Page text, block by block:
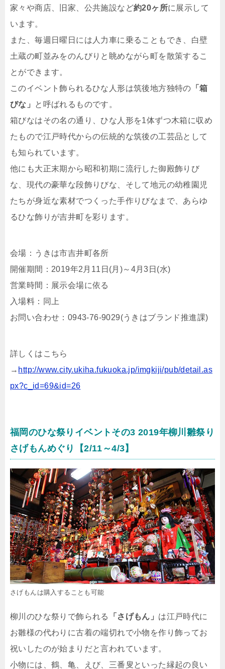
家々や商店、旧家、公共施設など約20ヶ所に展示して
います。
また、毎週日曜日には人力車に乗ることもでき、白壁
土蔵の町並みをのんびりと眺めながら町を散策するこ
とができます。
このイベント飾られるひな人形は筑後地方独特の 「箱
びな」
と呼ばれるものです。
箱びなはその名の通り、ひな人形を1体ずつ木箱に収め
たもので江戸時代からの伝統的な筑後の工芸品として
も知られています。
他にも大正末期から昭和初期に流行した御殿飾りび
な、現代の豪華な段飾りびな、そして地元の幼稚園児
たちが身近な素材でつくった手作りびなまで、あらゆ
るひな飾りが吉井町を彩ります。
会場：うきは市吉井町各所
開催期間：2019年2月11日(月)～4月3日(水)
営業時間：展示会場に依る
入場料：同上
お問い合わせ：0943-76-9029(うきはブランド推進課)
詳しくはこちら
→ http://www.city.ukiha.fukuoka.jp/imgkiji/pub/detail.as
px?c_id=69&id=26
福岡のひな祭りイベントその3 2019年柳川雛祭り
さげもんめぐり【2/11～4/3】
さげもんは購入することも可能
柳川のひな祭りで飾られる 「さげもん」 は江戸時代に
お雛様の代わりに古着の端切れで小物を作り飾ってお
祝いしたのが始まりだと言われています。
小物には、鶴、亀、えび、三番叟といった縁起の良い